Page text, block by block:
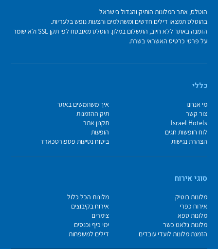
הוטלס, אתר המלונות הותיק והגדול בישראל
בהוטלס תמצאו דילים חדשים ומשתלמים והצעות נופש בלעדיות.
הזמנה באתר ללא חיוב, התשלום במלון. הוטלס מאובטח לפי תקן SSL ולא שומר
על פרטי כרטיס האשראי בשרת.
כללי
מי אנחנו
איך משתמשים באתר
צור קשר
תיק ההזמנות
Israel Hotels
תקנון אתר
לוח חופשות חגים
הופעות
הצהרת נגישות
ביטוח נסיעות פספורטכארד
סוגי אירוח
מלונות בוטיק
מלונות הכל כלול
אירוח כפרי
אירוח בקיבוצים
מלונות ספא
צימרים
מלונות גלאט כשר
ימי כיף וכנסים
הזמנת מלונות לועדי עובדים
דילים למשפחות